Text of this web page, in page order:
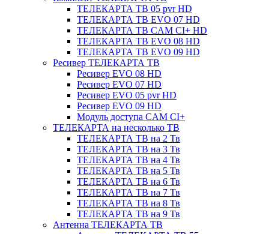
ТЕЛЕКАРТА ТВ 05 pvr HD
ТЕЛЕКАРТА ТВ EVO 07 HD
ТЕЛЕКАРТА ТВ CAM CI+ HD
ТЕЛЕКАРТА ТВ EVO 08 HD
ТЕЛЕКАРТА ТВ EVO 09 HD
Ресивер ТЕЛЕКАРТА ТВ
Ресивер EVO 08 HD
Ресивер EVO 07 HD
Ресивер EVO 05 pvr HD
Ресивер EVO 09 HD
Модуль доступа CAM CI+
ТЕЛЕКАРТА на несколько ТВ
ТЕЛЕКАРТА ТВ на 2 Тв
ТЕЛЕКАРТА ТВ на 3 Тв
ТЕЛЕКАРТА ТВ на 4 Тв
ТЕЛЕКАРТА ТВ на 5 Тв
ТЕЛЕКАРТА ТВ на 6 Тв
ТЕЛЕКАРТА ТВ на 7 Тв
ТЕЛЕКАРТА ТВ на 8 Тв
ТЕЛЕКАРТА ТВ на 9 Тв
Антенна ТЕЛЕКАРТА ТВ